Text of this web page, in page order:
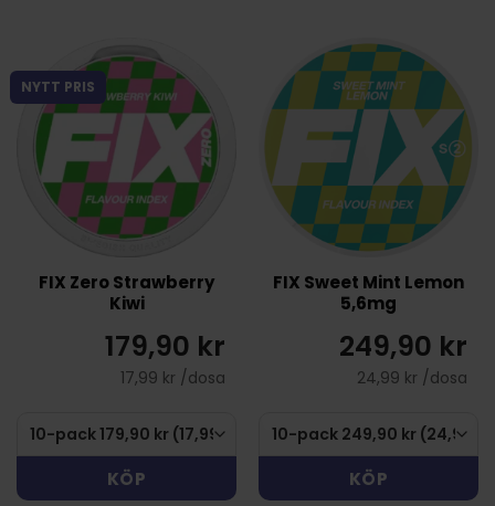
NYTT PRIS
FIX Zero Strawberry
Kiwi
179,90 kr
17,99 kr /dosa
KÖP
FIX Sweet Mint Lemon
5,6mg
249,90 kr
24,99 kr /dosa
KÖP